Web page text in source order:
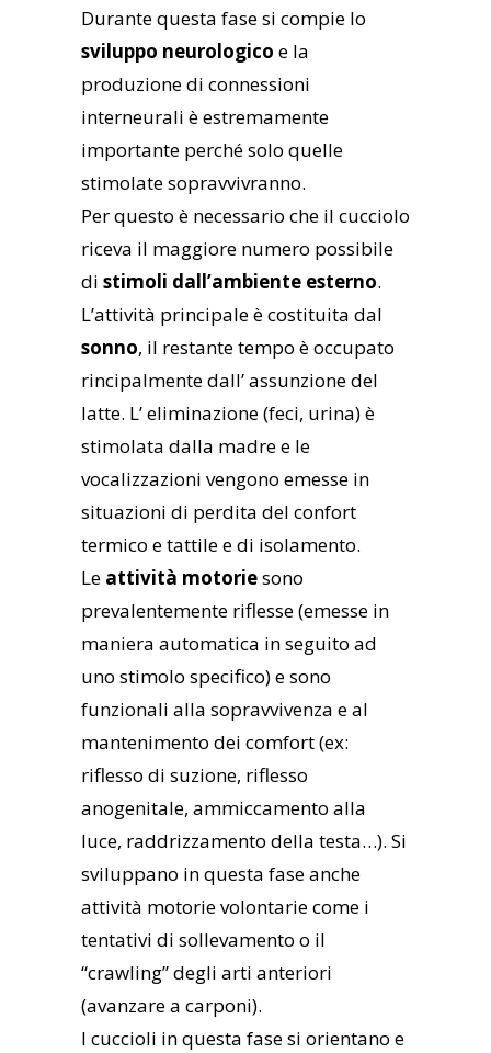
Durante questa fase si compie lo
sviluppo neurologico e la
produzione di connessioni
interneurali è estremamente
importante perché solo quelle
stimolate sopravvivranno.
Per questo è necessario che il cucciolo
riceva il maggiore numero possibile
di stimoli dall’ambiente esterno.
L’attività principale è costituita dal
sonno, il restante tempo è occupato
rincipalmente dall’ assunzione del
latte. L’ eliminazione (feci, urina) è
stimolata dalla madre e le
vocalizzazioni vengono emesse in
situazioni di perdita del confort
termico e tattile e di isolamento.
Le attività motoriesono
prevalentemente riflesse (emesse in
maniera automatica in seguito ad
uno stimolo specifico) e sono
funzionali alla sopravvivenza e al
mantenimento dei comfort (ex:
riflesso di suzione, riflesso
anogenitale, ammiccamento alla
luce, raddrizzamento della testa…). Si
sviluppano in questa fase anche
attività motorie volontarie come i
tentativi di sollevamento o il
“crawling” degli arti anteriori
(avanzare a carponi).
I cuccioli in questa fase si orientano e